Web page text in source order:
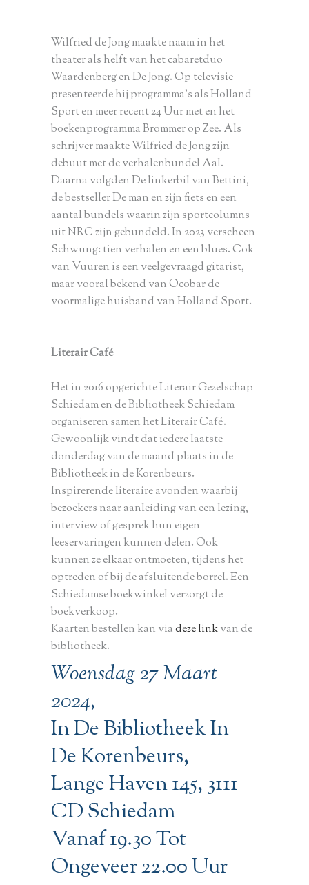
Wilfried de Jong maakte naam in het
theater als helft van het cabaretduo
Waardenberg en De Jong. Op televisie
presenteerde hij programma’s als Holland
Sport en meer recent 24 Uur met en het
boekenprogramma Brommer op Zee. Als
schrijver maakte Wilfried de Jong zijn
debuut met de verhalenbundel Aal.
Daarna volgden De linkerbil van Bettini,
de bestseller De man en zijn fiets en een
aantal bundels waarin zijn sportcolumns
uit NRC zijn gebundeld. In 2023 verscheen
Schwung: tien verhalen en een blues. Cok
van Vuuren is een veelgevraagd gitarist,
maar vooral bekend van Ocobar de
voormalige huisband van Holland Sport.
Literair Café
Het in 2016 opgerichte Literair Gezelschap
Schiedam en de Bibliotheek Schiedam
organiseren samen het Literair Café.
Gewoonlijk vindt dat iedere laatste
donderdag van de maand plaats in de
Bibliotheek in de Korenbeurs.
Inspirerende literaire avonden waarbij
bezoekers naar aanleiding van een lezing,
interview of gesprek hun eigen
leeservaringen kunnen delen. Ook
kunnen ze elkaar ontmoeten, tijdens het
optreden of bij de afsluitende borrel. Een
Schiedamse boekwinkel verzorgt de
boekverkoop.
Kaarten bestellen kan viadeze linkvan de
bibliotheek.
Woensdag 27 Maart
2024,
In De Bibliotheek In
De Korenbeurs,
Lange Haven 145, 3111
CD Schiedam
Vanaf 19.30 Tot
Ongeveer 22.00 Uur